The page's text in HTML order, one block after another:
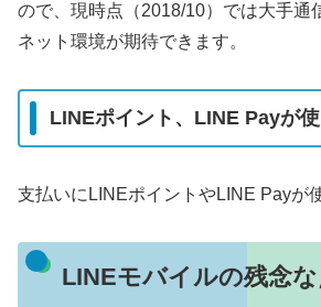
ので、現時点（2018/10）では大手通
ネット環境が期待できます。
LINEポイント、LINE Payが
支払いにLINEポイントやLINE Payが
LINEモバイルの残念